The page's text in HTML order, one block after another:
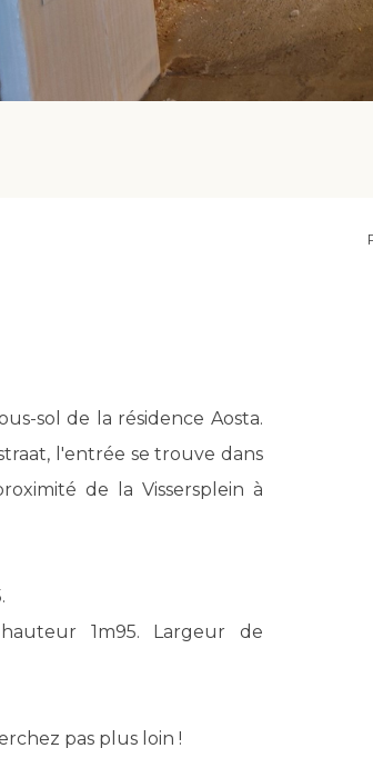
sol de la résidence Aosta.
l'entrée se trouve dans
de la Vissersplein à
1m95. Largeur de
pas plus loin !